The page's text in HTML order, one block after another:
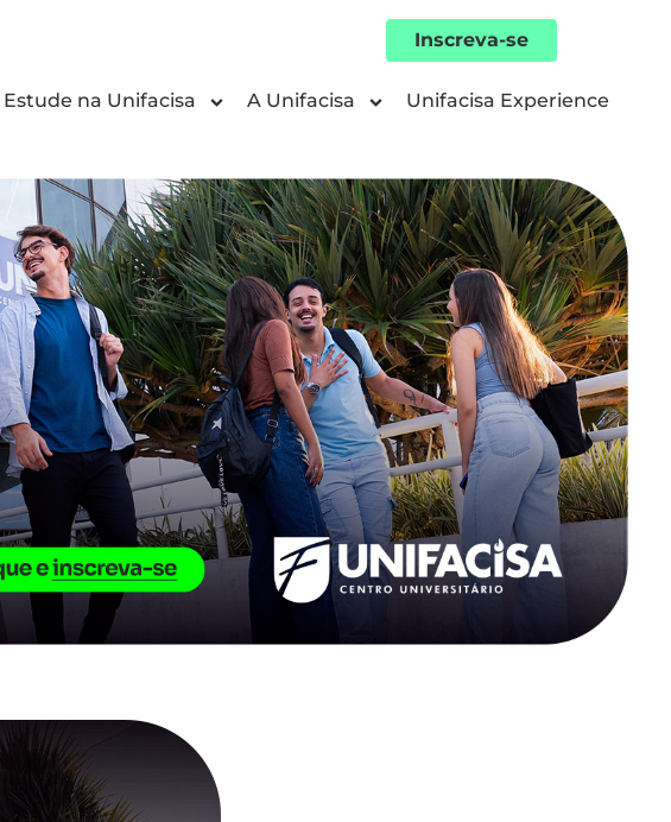
Inscreva-se
Estude na Unifacisa A Unifacisa Unifacisa Experience